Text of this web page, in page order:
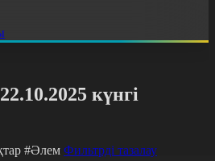
күнгі
#Әлем Фильтрді тазалау